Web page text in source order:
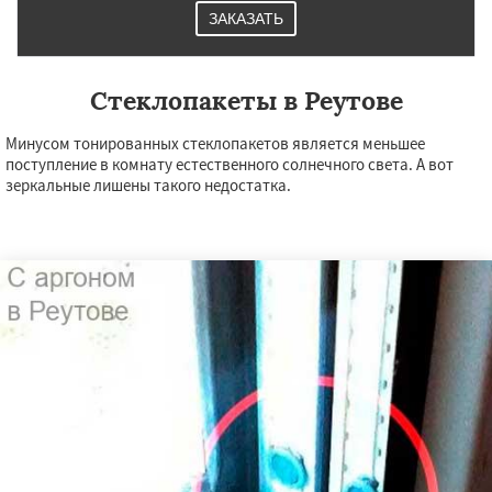
ЗАКАЗАТЬ
Стеклопакеты в Реутове
Минусом тонированных стеклопакетов является меньшее
поступление в комнату естественного солнечного света. А вот
зеркальные лишены такого недостатка.